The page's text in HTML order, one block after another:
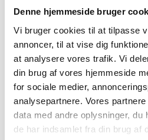
Denne hjemmeside bruger
Vi bruger cookies til at tilpasse
annoncer, til at vise dig
at analysere vores trafik. Vi
din brug af vores hjemmeside
for sociale medier,
analysepartnere. Vores
data med andre oplysninger, du
de har indsamlet fra din brug af
MATERIALE
STØRRELSE
RELATEREDE VARER